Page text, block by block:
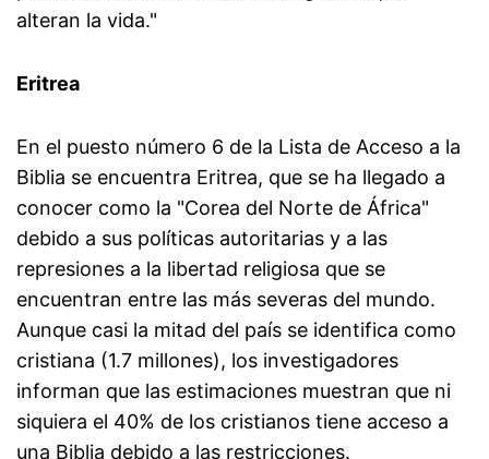
alteran la vida."
Eritrea
En el puesto número 6 de la Lista de Acceso a la
Biblia se encuentra Eritrea, que se ha llegado a
conocer como la "Corea del Norte de África"
debido a sus políticas autoritarias y a las
represiones a la libertad religiosa que se
encuentran entre las más severas del mundo.
Aunque casi la mitad del país se identifica como
cristiana (1.7 millones), los investigadores
informan que las estimaciones muestran que ni
siquiera el 40% de los cristianos tiene acceso a
una Biblia debido a las restricciones.